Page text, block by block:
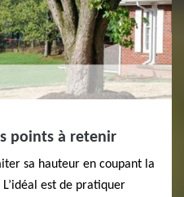
points à retenir
sa hauteur en coupant la
est de pratiquer